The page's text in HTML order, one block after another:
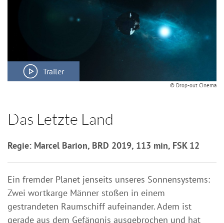
Trailer
© Drop-out Cinema
Das Letzte Land
Regie: Marcel Barion, BRD 2019, 113 min, FSK 12
Ein fremder Planet jenseits unseres Sonnensystems:
Zwei wortkarge Männer stoßen in einem
gestrandeten Raumschiff aufeinander. Adem ist
gerade aus dem Gefängnis ausgebrochen und hat